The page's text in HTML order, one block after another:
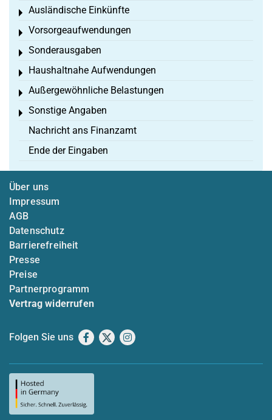
Ausländische Einkünfte
Toggle menu
Vorsorgeaufwendungen
Toggle menu
Sonderausgaben
Toggle menu
Haushaltnahe Aufwendungen
Toggle menu
Außergewöhnliche Belastungen
Toggle menu
Sonstige Angaben
Toggle menu
Nachricht ans Finanzamt
Ende der Eingaben
Über uns
Impressum
AGB
Datenschutz
Barrierefreiheit
Presse
Preise
Partnerprogramm
Vertrag widerrufen
Folgen Sie uns Facebook
X Instagram